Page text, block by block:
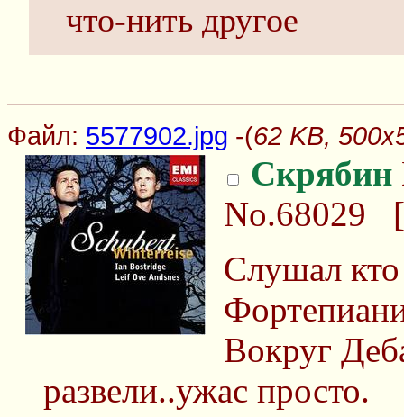
что-нить другое
Файл: 5577902.jpg -(62 KB,
Скрябин
No.68029 [
Слушал кто
Вокруг
развели..ужас просто.